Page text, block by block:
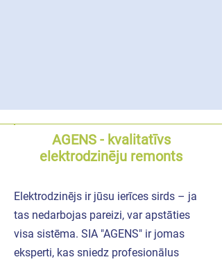
AGENS - kvalitatīvs
elektrodzinēju remonts
Elektrodzinējs ir jūsu ierīces sirds – ja
tas nedarbojas pareizi, var apstāties
visa sistēma. SIA "AGENS" ir jomas
eksperti, kas sniedz profesionālus